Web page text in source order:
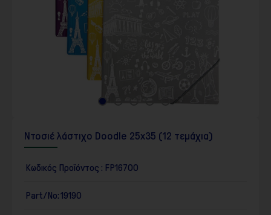
Ντοσιέ λάστιχο Doodle 25x35 (12 τεμάχια)
Κωδικός Προϊόντος : FP16700
Part/No:19190